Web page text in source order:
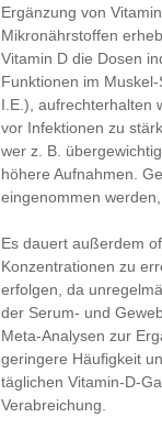
Ergänzung von
Mikronährstoffen
Vitamin D die Dosen
Funktionen im
I.E.), aufrechterhalten
vor Infektionen zu
wer z. B.
höhere Aufnahmen.
eingenommen
Es dauert außerdem
Konzentrationen zu
erfolgen, da
der Serum- und
Meta-Analysen zur
geringere Häufigkeit
täglichen Vitamin-D-
Verabreichung.